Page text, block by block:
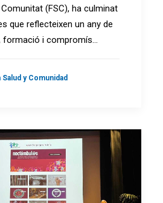
(FSC), ha culminat
que reflecteixen un any de
formació i compromís…
Salud y Comunidad